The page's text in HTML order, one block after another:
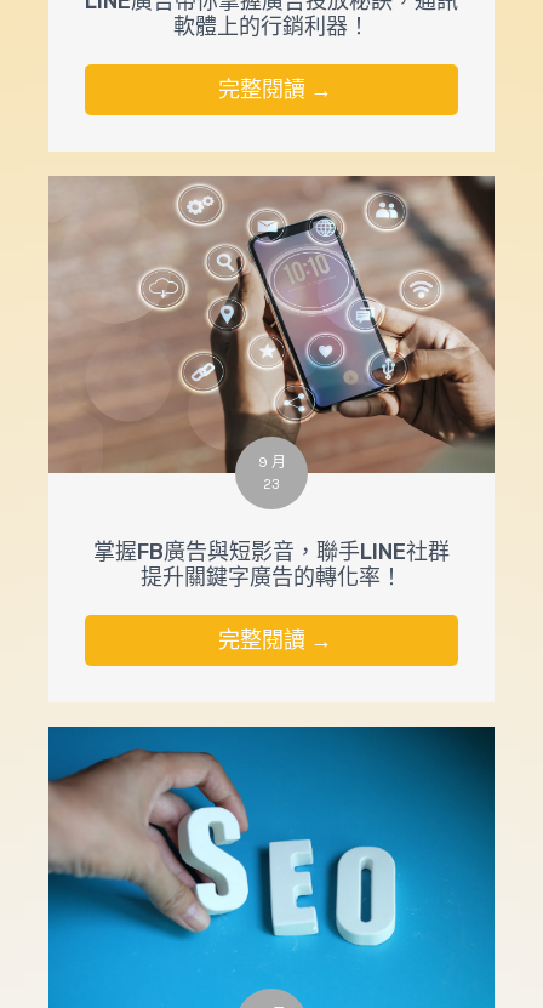
軟體上的行銷利器！
完整閱讀 →
9 月
23
掌握FB廣告與短影音，聯手LINE社群
提升關鍵字廣告的轉化率！
完整閱讀 →